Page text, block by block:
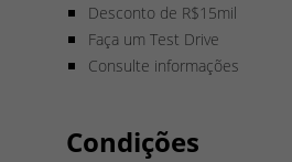
Desconto de R$15mil
Faça um Test Drive
Consulte informações
Condições